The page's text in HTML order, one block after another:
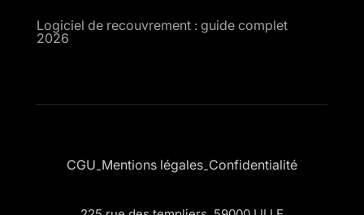
Logiciel de recouvrement : guide complet
2026
CGU-Mentions légales-Confidentialité